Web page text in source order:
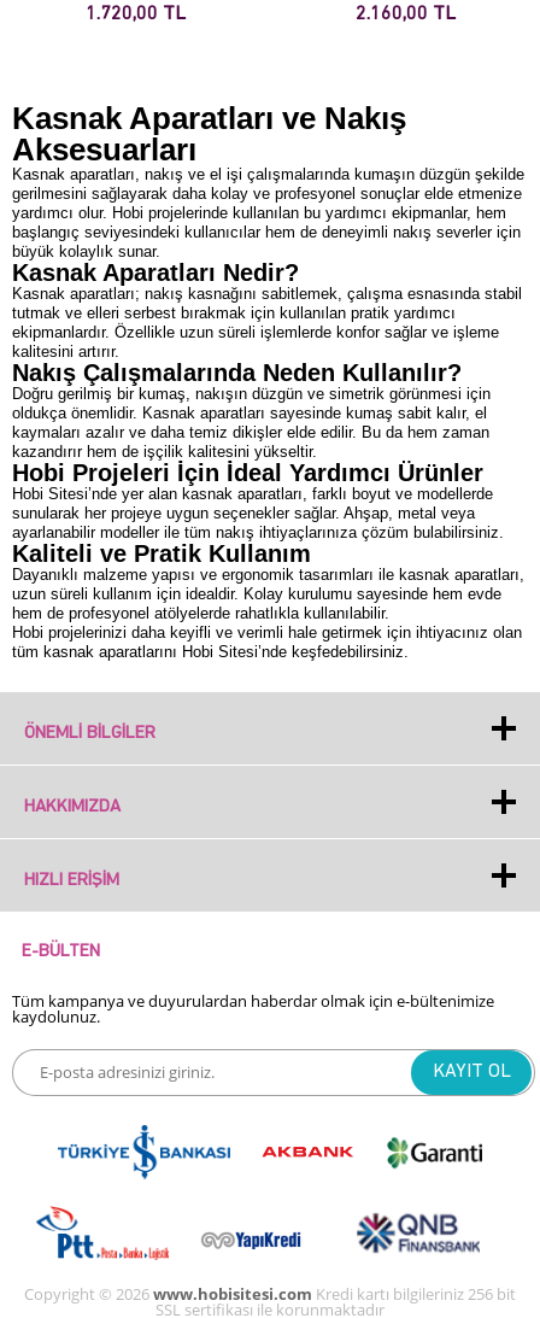
1.720,00 TL 2.160,00 TL
Kasnak Aparatları ve Nakış
Aksesuarları
Kasnak aparatları, nakış ve el işi çalışmalarında kumaşın düzgün şekilde
gerilmesini sağlayarak daha kolay ve profesyonel sonuçlar elde etmenize
yardımcı olur. Hobi projelerinde kullanılan bu yardımcı ekipmanlar, hem
başlangıç seviyesindeki kullanıcılar hem de deneyimli nakış severler için
büyük kolaylık sunar.
Kasnak Aparatları Nedir?
Kasnak aparatları; nakış kasnağını sabitlemek, çalışma esnasında stabil
tutmak ve elleri serbest bırakmak için kullanılan pratik yardımcı
ekipmanlardır. Özellikle uzun süreli işlemlerde konfor sağlar ve işleme
kalitesini artırır.
Nakış Çalışmalarında Neden Kullanılır?
Doğru gerilmiş bir kumaş, nakışın düzgün ve simetrik görünmesi için
oldukça önemlidir. Kasnak aparatları sayesinde kumaş sabit kalır, el
kaymaları azalır ve daha temiz dikişler elde edilir. Bu da hem zaman
kazandırır hem de işçilik kalitesini yükseltir.
Hobi Projeleri İçin İdeal Yardımcı Ürünler
Hobi Sitesi’nde yer alan kasnak aparatları, farklı boyut ve modellerde
sunularak her projeye uygun seçenekler sağlar. Ahşap, metal veya
ayarlanabilir modeller ile tüm nakış ihtiyaçlarınıza çözüm bulabilirsiniz.
Kaliteli ve Pratik Kullanım
Dayanıklı malzeme yapısı ve ergonomik tasarımları ile kasnak aparatları,
uzun süreli kullanım için idealdir. Kolay kurulumu sayesinde hem evde
hem de profesyonel atölyelerde rahatlıkla kullanılabilir.
Hobi projelerinizi daha keyifli ve verimli hale getirmek için ihtiyacınız olan
tüm kasnak aparatlarını Hobi Sitesi’nde keşfedebilirsiniz.
ÖNEMLI BILGILER
HAKKIMIZDA
HIZLI ERIŞIM
E-BÜLTEN
Tüm kampanya ve duyurulardan haberdar olmak için e-bültenimize
kaydolunuz.
Copyright © 2026www.hobisitesi.com Kredi kartı bilgileriniz 256 bit
SSL sertifikası ile korunmaktadır